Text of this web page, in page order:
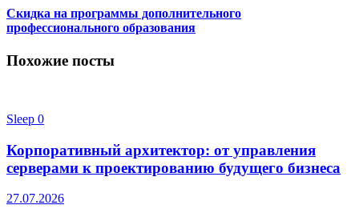
Скидка на программы дополнительного
профессионального образования
Похожие посты
Sleep 0
Корпоративный архитектор: от управления
серверами к проектированию будущего бизнеса
27.07.2026